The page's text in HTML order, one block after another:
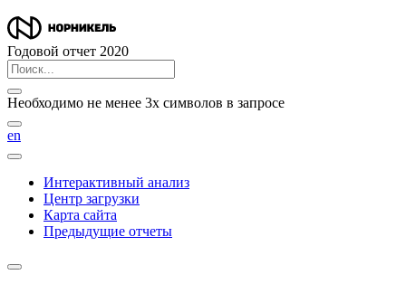
Годовой отчет 2020
Необходимо не менее 3х символов в запросе
en
Интерактивный анализ
Центр загрузки
Карта сайта
Предыдущие отчеты